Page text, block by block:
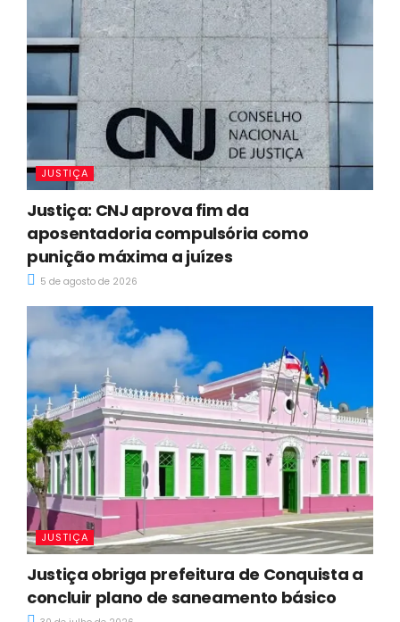
JUSTIÇA
Justiça: CNJ aprova fim da
aposentadoria compulsória como
punição máxima a juízes
5 de agosto de 2026
JUSTIÇA
Justiça obriga prefeitura de Conquista a
concluir plano de saneamento básico